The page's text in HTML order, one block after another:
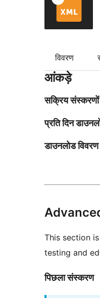
विवरण
आंकड़े
सक्रिय संस्करणों
प्रति दिन
डाउनलोड विवरण
This section
testing and
पिछला संस्करण